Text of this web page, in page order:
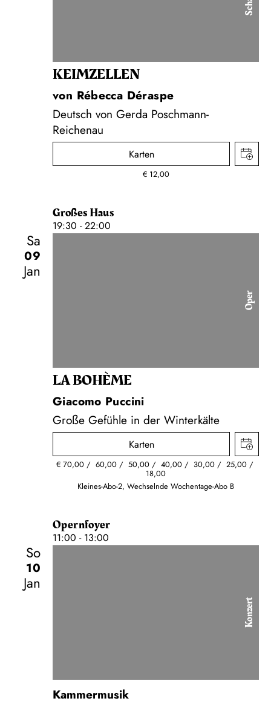
KEIM­ZELLEN
von Rébecca Déraspe
Deutsch von Gerda Poschmann-
Reichenau
Karten
€ 12,00
Großes Haus
19:30 - 22:00
Sa
09
Jan
Oper
LA BOHÈME
Giacomo Puccini
Große Gefühle in der Winterkälte
Karten
€ 70,00 60,00 50,00 40,00 30,00 25,00
18,00
Kleines-Abo-2, Wechselnde Wochentage-Abo B
Opernfoyer
11:00 - 13:00
So
10
Jan
Konzert
Kammermusik